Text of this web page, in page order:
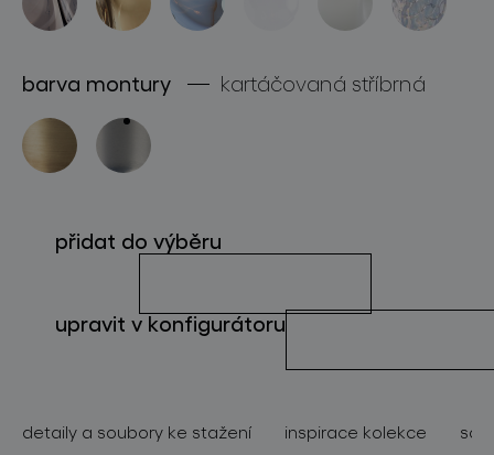
pro profesionály
store locator
sledujte nás
barva montury kartáčovaná stříbrná
přidat do výběru
upravit v konfigurátoru
detaily a soubory ke stažení inspirace kolekce